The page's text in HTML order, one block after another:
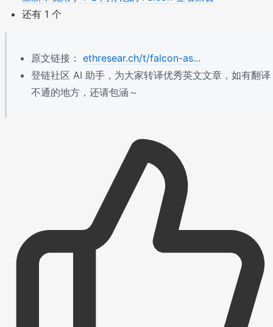
还有 1 个
原文链接： ethresear.ch/t/falcon-as...
登链社区 AI 助手，为大家转译优秀英文文章，如有翻译
不通的地方，还请包涵～